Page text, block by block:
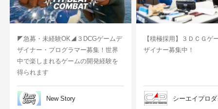
◤急募・未経験OK◢３DCGゲームデ
ザイナー・プログラマー募集！世界
中で楽しまれるゲームの開発経験を
得られます
New Story
【積極採用】３ＤＣＧゲ
ザイナー募集中！
シーエイプロ